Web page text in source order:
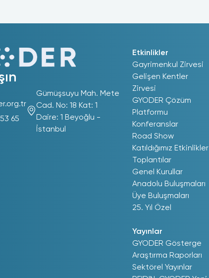
65
Gümüşsuyu Mah. Mete
Cad. No: 18 Kat: 1
Daire: 1 Beyoğlu -
İstanbul
Etkinlikler
Gayrimenkul Zirvesi
Gelişen Kentler
Zirvesi
GYODER Çözüm
Platformu
Konferanslar
Road Show
Katıldığımız Etkinlikler
Toplantılar
Genel Kurullar
Anadolu Buluşmaları
Üye Buluşmaları
25. Yıl Özel
Yayınlar
GYODER Gösterge
Araştırma Raporları
Sektörel Yayınlar